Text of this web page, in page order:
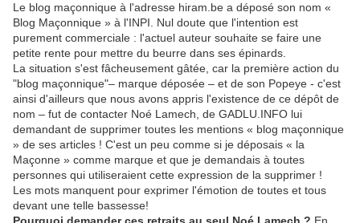
Le blog maçonnique à l'adresse hiram.be a déposé son nom «
Blog Maçonnique » à l'INPI. Nul doute que l'intention est
purement commerciale : l'actuel auteur souhaite se faire une
petite rente pour mettre du beurre dans ses épinards.
La situation s'est fâcheusement gâtée, car la première action du
"blog maçonnique"– marque déposée – et de son Popeye - c'est
ainsi d'ailleurs que nous avons appris l'existence de ce dépôt de
nom – fut de contacter Noé Lamech, de GADLU.INFO lui
demandant de supprimer toutes les mentions « blog maçonnique
» de ses articles ! C'est un peu comme si je déposais « la
Maçonne » comme marque et que je demandais à toutes
personnes qui utiliseraient cette expression de la supprimer !
Les mots manquent pour exprimer l'émotion de toutes et tous
devant une telle bassesse!